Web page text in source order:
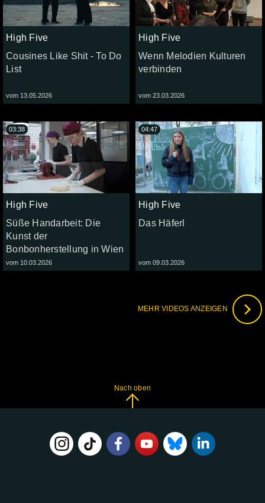
High Five
Cousines Like Shit - To Do
List
vom 13.05.2026
High Five
Wenn Melodien Kulturen
verbinden
vom 23.03.2026
High Five
Süße Handarbeit: Die
Kunst der
Bonbonherstellung in Wien
vom 10.03.2026
03:38
High Five
Das Häferl
vom 09.03.2026
04:47
MEHR VIDEOS ANZEIGEN
Nach oben